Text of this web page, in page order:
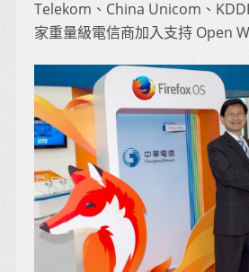
Telekom、China Unicom、
家重量級電信商加入支持 Open